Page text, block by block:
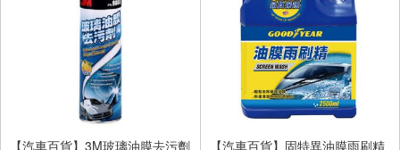
【汽車百貨】3M玻璃油膜去污劑
【汽車百貨】固特異油膜雨刷精